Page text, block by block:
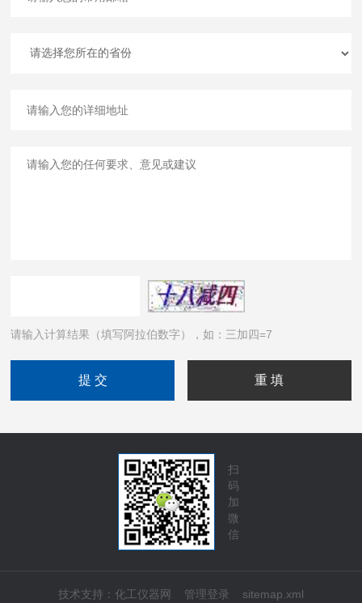
请输入计算结果（填写阿拉伯数字），如：三加四=7
扫
码
加
微
信
技术支持： 化工仪器网 管理登录 sitemap.xml